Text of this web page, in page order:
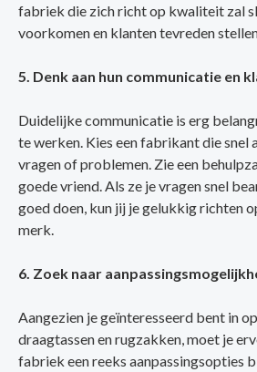
fabriek die zich richt op kwaliteit zal
voorkomen en klanten tevreden
5. Denk aan hun communicatie en
Duidelijke communicatie is erg
te werken. Kies een fabrikant die snel
vragen of problemen. Zie een
goede vriend. Als ze je vragen snel
goed doen, kun jij je gelukkig richten
merk.
6. Zoek naar
Aangezien je geïnteresseerd bent in
draagtassen en rugzakken, moet je
fabriek een reeks aanpassingsopties